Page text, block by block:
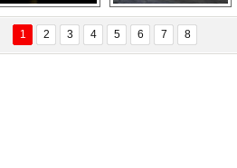
ÖZYANIK
Değişti?
Delta uçağına
yıldırım çarptı
Ford Focus RS
(2015)
1 2 3 4 5 6 7 8